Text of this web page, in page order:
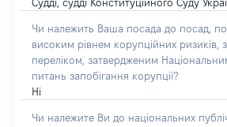
Судді, судді Конституційного Суду
Чи належить Ваша посада до посад,
високим рівнем корупційних ризиків,
переліком, затвердженим
питань запобігання корупції?
Ні
Чи належите Ви до національних